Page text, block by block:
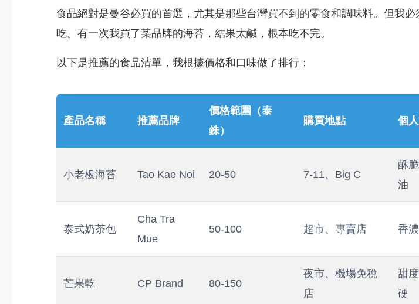
食品絕對是曼谷必買的首選，尤其是那些台灣買不到的零食和調味料。但我
吃。有一次我買了某品牌的海苔，結果太鹹，根本吃不完。
以下是推薦的食品清單，我根據價格和口味做了排行：
產品名稱 推薦品牌
價格範圍（泰
銖）
購買地點 個
小老板海苔 Tao Kae Noi 20-50 7-11、Big C
酥
油
泰式奶茶包
Cha Tra
Mue
50-100 超市、專賣店 香
芒果乾 CP Brand 80-150
夜市、機場免稅
店
甜
硬